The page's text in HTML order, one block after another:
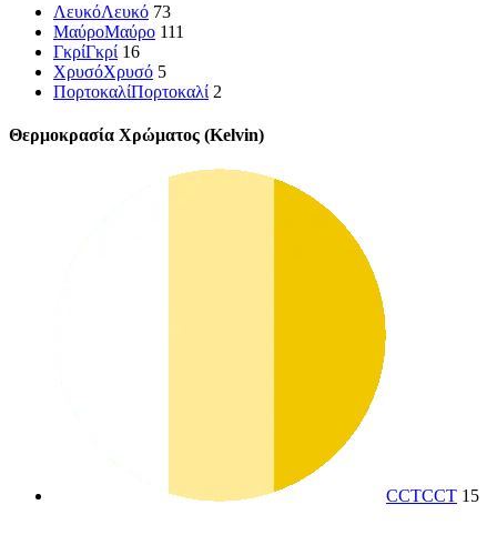
ΛευκόΛευκό 73
ΜαύροΜαύρο 111
ΓκρίΓκρί 16
ΧρυσόΧρυσό 5
ΠορτοκαλίΠορτοκαλί 2
Θερμοκρασία Χρώματος (Kelvin)
CCTCCT 15